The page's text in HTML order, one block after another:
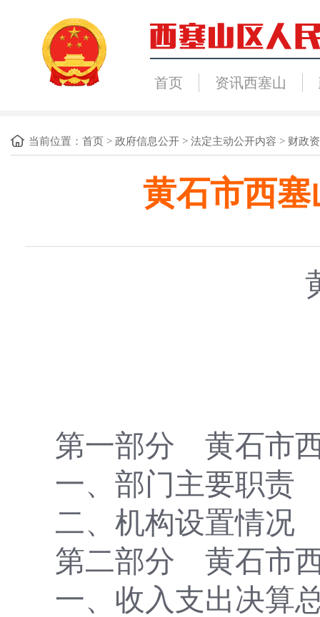
首页 资讯西塞山
当前位置： 首页 > 政府信息公开 > 法定主动公开内容 > 财政
黄石市西
第一部分 黄石市
一、 部门主要职责
二、 机构设置情况
第二部分 黄石市
一、收入支出决算